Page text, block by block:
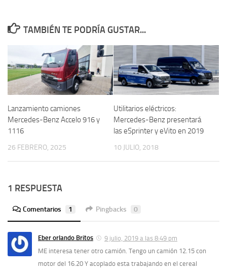
TAMBIÉN TE PODRÍA GUSTAR...
Lanzamiento camiones
Mercedes-Benz Accelo 916 y
1116
26 FEBRERO, 2025
Utilitarios eléctricos:
Mercedes-Benz presentará
las eSprinter y eVito en 2019
10 JULIO, 2018
1 RESPUESTA
Comentarios 1 Pingbacks 0
Eber orlando Britos
9 julio, 2019 a las 8:49 pm
ME interesa tener otro camión. Tengo un camión 12.15 con
motor del 16.20 Y acoplado esta trabajando en el cereal